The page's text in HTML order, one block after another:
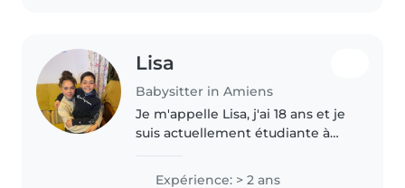
Lisa
Babysitter in Amiens
Je m'appelle Lisa, j'ai 18 ans et je
suis actuellement étudiante à
engagée auprès d'une
Expérience: > 2 ans